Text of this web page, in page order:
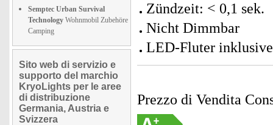
Semptec Urban Survival
Technology Wohnmobil Zubehöre
Camping
Sito web di servizio e
supporto del marchio
KryoLights per le aree
di distribuzione
Germania, Austria e
Svizzera
Zündzeit: < 0,1 sek.
Nicht Dimmbar
LED-Fluter
Prezzo di Vendita